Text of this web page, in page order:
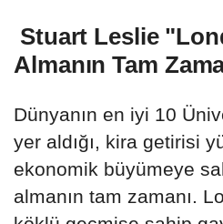
Stuart Leslie
Almanın Tam
Dünyanın en iyi 10
yer aldığı, kira getirisi
ekonomik büyümeye
almanın tam zamanı.